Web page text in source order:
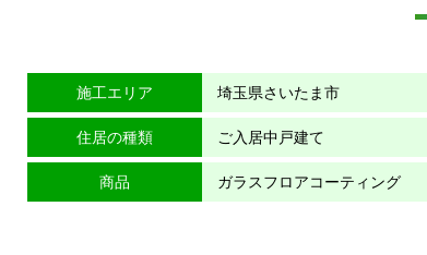
施工エリア 埼玉県さいたま市
住居の種類 ご入居中戸建て
商品 ガラスフロアコーティング